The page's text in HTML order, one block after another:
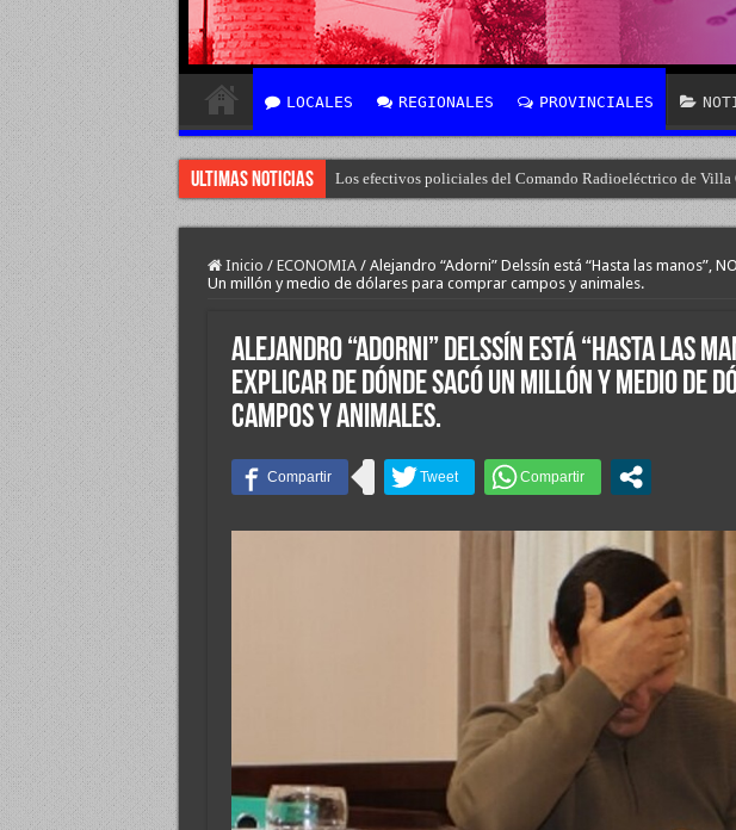
LOCALES REGIONALES PROVINCIALES
Ultimas Noticias Los efectivos policiales del Comando Radioeléctrico de Villa
Inicio / ECONOMIA / Alejandro “Adorni” Delssín está “Hasta las manos”,
Un millón y medio de dólares para comprar campos y animales.
Alejandro “Adorni” Delssín está “Hasta las
explicar de dónde sacó Un millón y medio de
campos y animales.